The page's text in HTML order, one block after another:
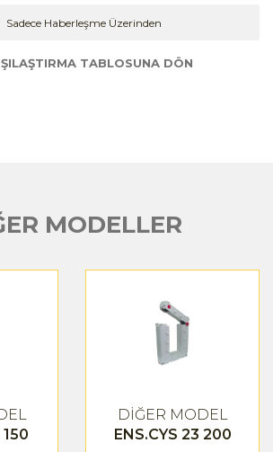
Sadece Haberleşme Üzerinden
TABLOSUNA DÖN
MODELLER
150
DİĞER MODEL
ENS.CYS 23 200